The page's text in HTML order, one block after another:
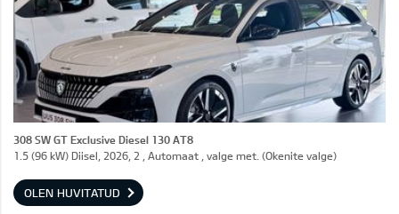
308 SW GT Exclusive Diesel 130 AT8
1.5 (96 kW) Diisel, 2026, 2 , Automaat , valge met. (Okenite valge)
OLEN HUVITATUD